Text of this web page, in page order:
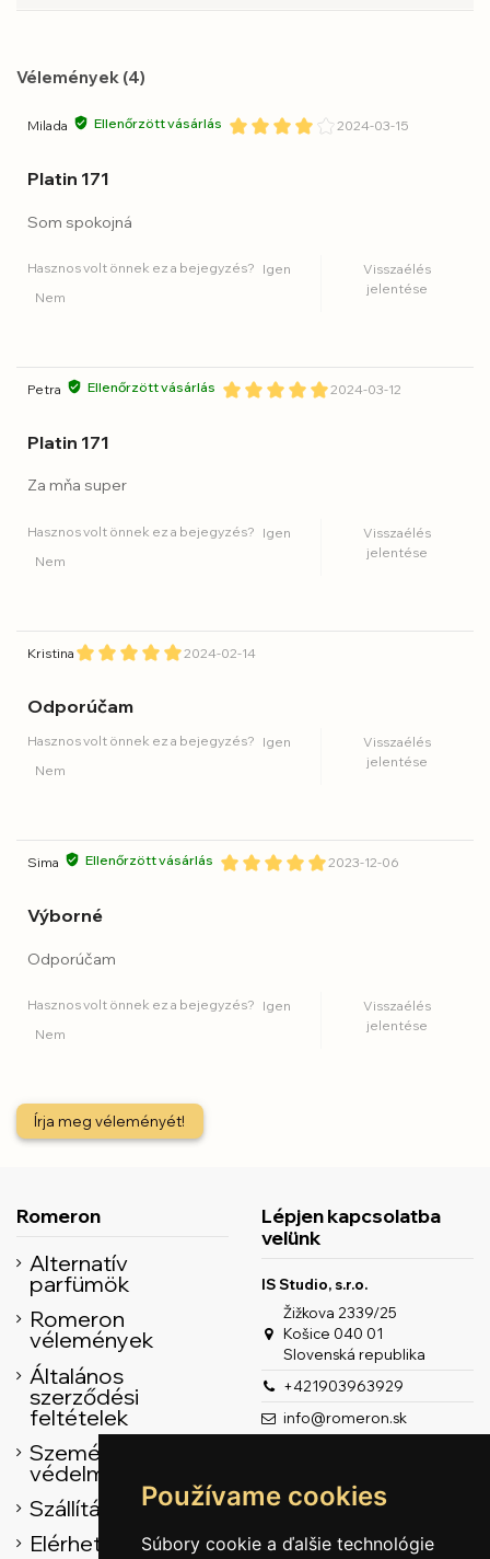
Používame cookies
Súbory cookie a ďalšie technológie
Vélemények (4)
Milada Ellenőrzött vásárlás 2024-03-15
Platin 171
Som spokojná
Hasznos volt önnek ez a bejegyzés? Igen
Nem
Visszaélés
jelentése
Petra Ellenőrzött vásárlás 2024-03-12
Platin 171
Za mňa super
Hasznos volt önnek ez a bejegyzés? Igen
Nem
Visszaélés
jelentése
Kristina 2024-02-14
Odporúčam
Hasznos volt önnek ez a bejegyzés? Igen
Nem
Visszaélés
jelentése
Sima Ellenőrzött vásárlás 2023-12-06
Výborné
Odporúčam
Hasznos volt önnek ez a bejegyzés? Igen
Nem
Visszaélés
jelentése
Írja meg véleményét!
Romeron
Alternatív
parfümök
Romeron
vélemények
Általános
szerződési
feltételek
Személyes adatok
védelme
Szállítás
Elérhetőség
Lépjen kapcsolatba
velünk
IS Studio, s.r.o.
Žižkova 2339/25
Košice 040 01
Slovenská republika
+421903963929
info@romeron.sk